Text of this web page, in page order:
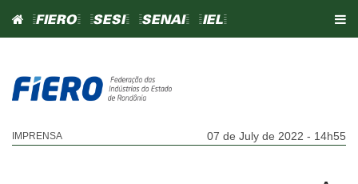
=FIERO= =SESI= =SENAI= =IEL=
IMPRENSA 07 de July de 2022 - 14h55